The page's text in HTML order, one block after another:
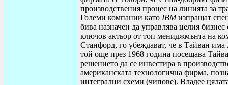
производствения процес на линията за
Големи компании като IBMизпращат
бива назначен да управлява целия
ключов актьор от топ мениджмънта на
Станфорд, го убеждават, че в Тайван има
той още през 1968 година посещава
решението да се инвестира в
американската технологична фирма,
интегрални схеми (чипове). Владее